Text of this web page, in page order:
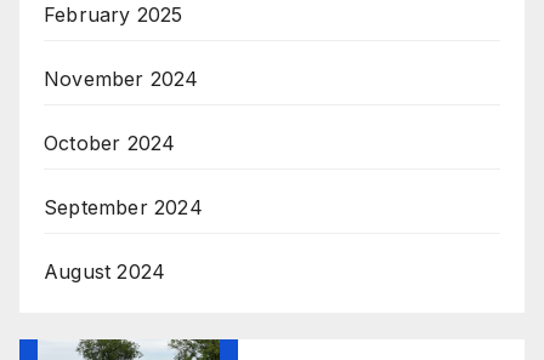
February 2025
November 2024
October 2024
September 2024
August 2024